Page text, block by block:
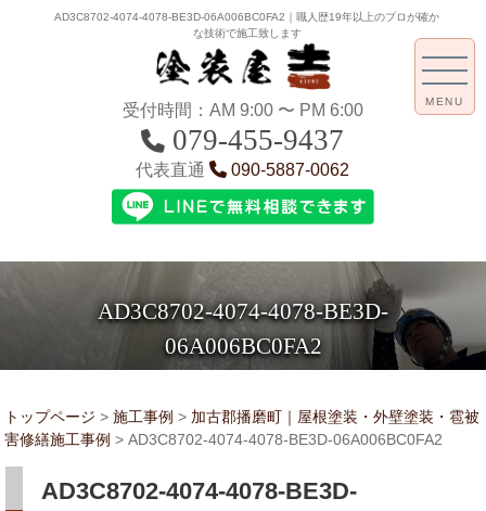
AD3C8702-4074-4078-BE3D-06A006BC0FA2｜職人歴19年以上のプロが確か
な技術で施工致します
受付時間：AM 9:00 〜 PM 6:00
079-455-9437
代表直通 090-5887-0062
AD3C8702-4074-4078-BE3D-
06A006BC0FA2
MENU
トップページ > 施工事例 > 加古郡播磨町｜屋根塗装・外壁塗装・雹被
害修繕施工事例 > AD3C8702-4074-4078-BE3D-06A006BC0FA2
AD3C8702-4074-4078-BE3D-